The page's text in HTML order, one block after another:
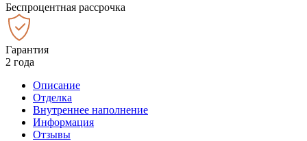
Беспроцентная рассрочка
Гарантия
2 года
Описание
Отделка
Внутреннее наполнение
Информация
Отзывы